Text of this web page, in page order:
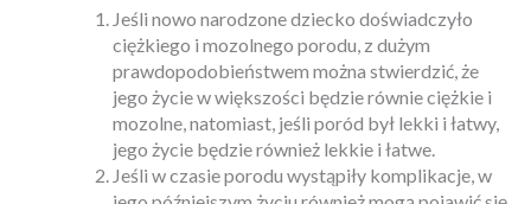
Jeśli nowo narodzone dziecko doświadczyło
ciężkiego i mozolnego porodu, z dużym
prawdopodobieństwem można stwierdzić, że
jego życie w większości będzie równie ciężkie i
mozolne, natomiast, jeśli poród był lekki i łatwy,
jego życie będzie również lekkie i łatwe.
Jeśli w czasie porodu wystąpiły komplikacje, w